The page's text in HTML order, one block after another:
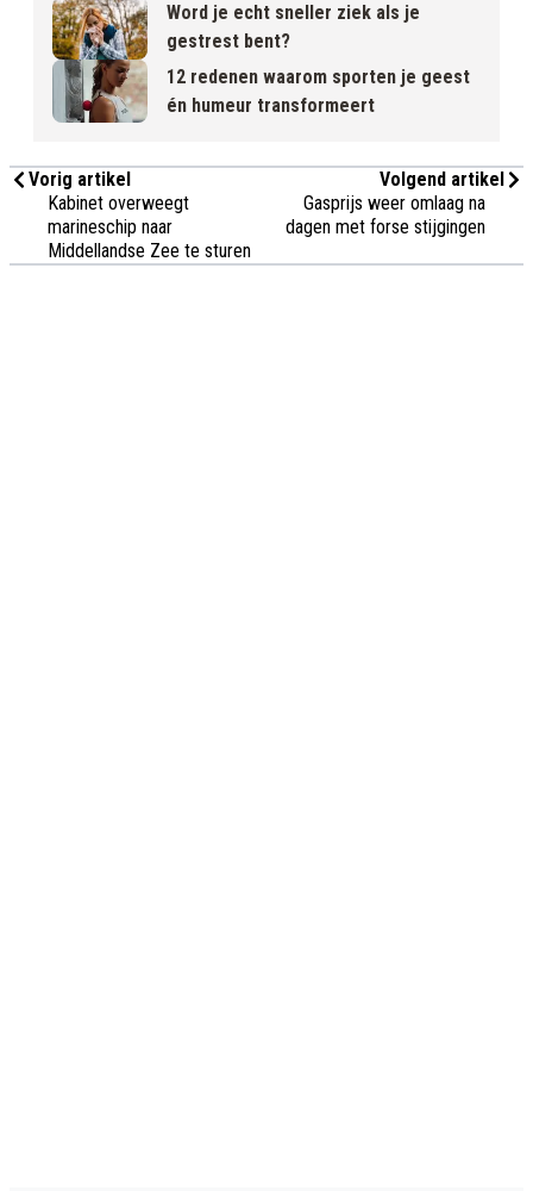
Word je echt sneller ziek als je
gestrest bent?
12 redenen waarom sporten je geest
én humeur transformeert
Vorig artikel
Kabinet overweegt
marineschip naar
Middellandse Zee te sturen
Volgend artikel
Gasprijs weer omlaag na
dagen met forse stijgingen